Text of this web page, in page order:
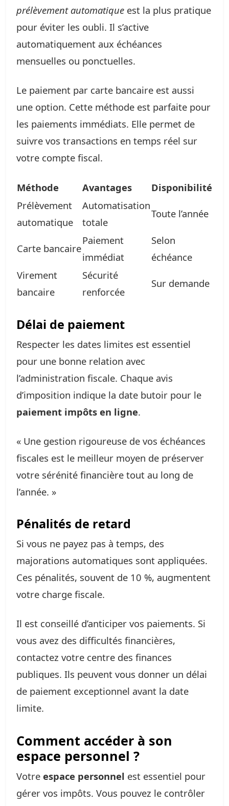
prélèvement automatique est la plus pratique
pour éviter les oubli. Il s’active
automatiquement aux échéances
mensuelles ou ponctuelles.
Le paiement par carte bancaire est aussi
une option. Cette méthode est parfaite pour
les paiements immédiats. Elle permet de
suivre vos transactions en temps réel sur
votre compte fiscal.
Méthode Avantages
Disponibilité
Prélèvement
automatique
Automatisation
totale
Toute l’année
Carte bancaire
Paiement
immédiat
Selon
échéance
Virement
bancaire
Sécurité
renforcée
Sur demande
Délai de paiement
Respecter les dates limites est essentiel
pour une bonne relation avec
l’administration fiscale. Chaque avis
d’imposition indique la date butoir pour le
paiement impôts en ligne.
« Une gestion rigoureuse de vos échéances
fiscales est le meilleur moyen de préserver
votre sérénité financière tout au long de
l’année. »
Pénalités de retard
Si vous ne payez pas à temps, des
majorations automatiques sont appliquées.
Ces pénalités, souvent de 10 %, augmentent
votre charge fiscale.
Il est conseillé d’anticiper vos paiements. Si
vous avez des difficultés financières,
contactez votre centre des finances
publiques. Ils peuvent vous donner un délai
de paiement exceptionnel avant la date
limite.
Comment accéder à son
espace personnel ?
Votre espace personnel est essentiel pour
gérer vos impôts. Vous pouvez le contrôler